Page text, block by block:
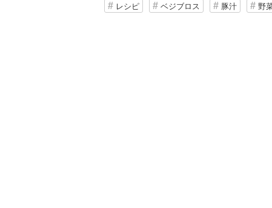
レシピ ベジブロス 豚汁 野